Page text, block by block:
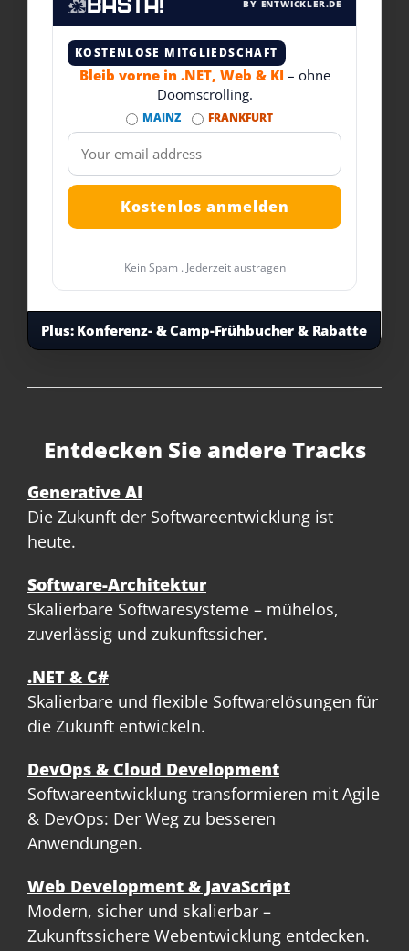
BY ENTWICKLER.DE
KOSTENLOSE MITGLIEDSCHAFT
Bleib vorne in .NET, Web & KI – ohne
Doomscrolling.
MAINZ FRANKFURT
Kein Spam . Jederzeit austragen
Plus:Konferenz- & Camp-Frühbucher & Rabatte
Entdecken Sie andere Tracks
Generative AI
Die Zukunft der Softwareentwicklung ist
heute.
Software-Architektur
Skalierbare Softwaresysteme – mühelos,
zuverlässig und zukunftssicher.
.NET & C#
Skalierbare und flexible Softwarelösungen für
die Zukunft entwickeln.
DevOps & Cloud Development
Softwareentwicklung transformieren mit Agile
& DevOps: Der Weg zu besseren
Anwendungen.
Web Development & JavaScript
Modern, sicher und skalierbar –
Zukunftssichere Webentwicklung entdecken.